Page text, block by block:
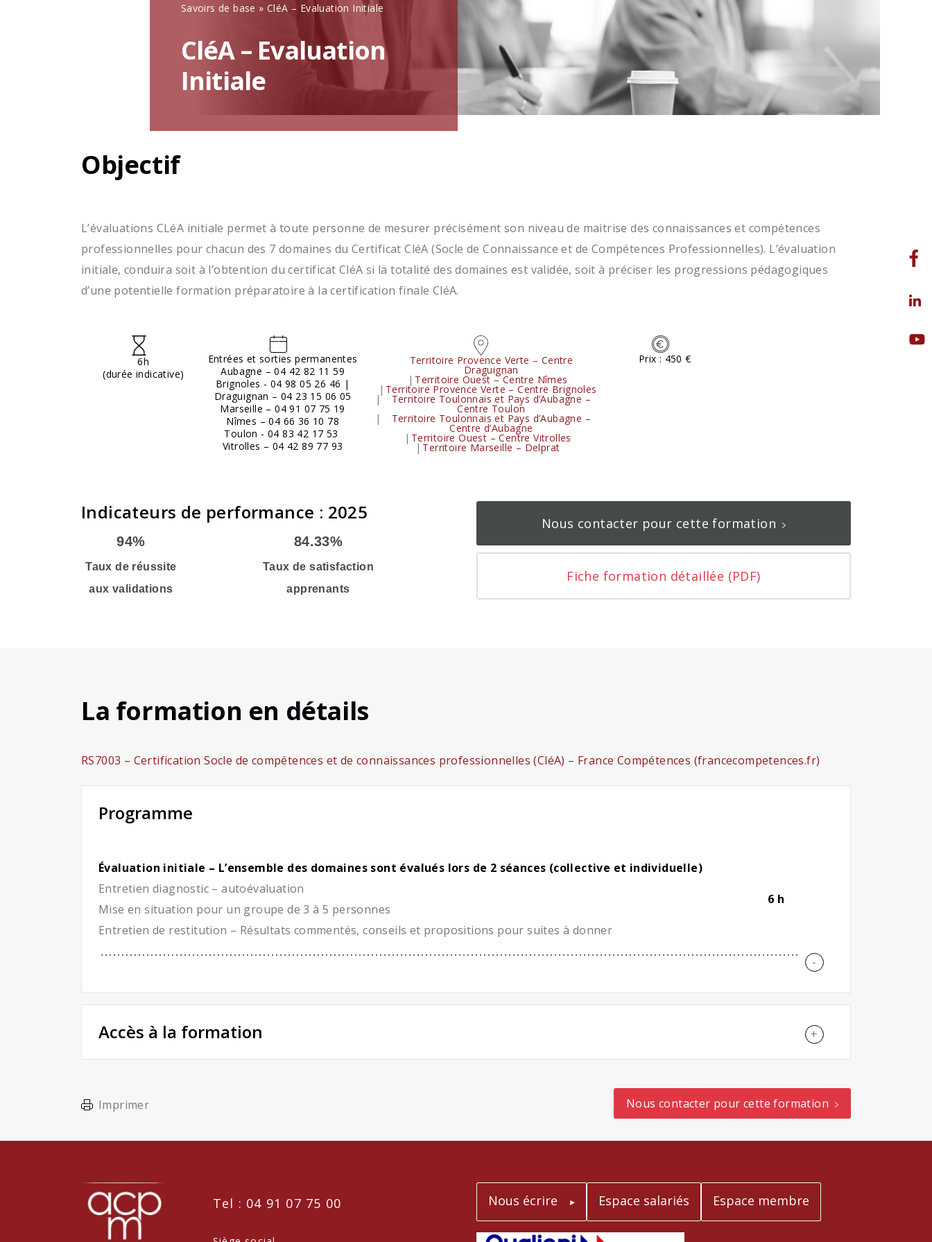
Savoirs de base » CléA – Evaluation Initiale
CléA – Evaluation
Initiale
Objectif
L’évaluations CLéA initiale permet à toute personne de mesurer précisément son niveau de maitrise des connaissances et compétences
professionnelles pour chacun des 7 domaines du Certificat CléA (Socle de Connaissance et de Compétences Professionnelles). L’évaluation
initiale, conduira soit à l’obtention du certificat CléA si la totalité des domaines est validée, soit à préciser les progressions pédagogiques
d’une potentielle formation préparatoire à la certification finale CléA.
6h
(durée indicative)
Entrées et sorties permanentes
Aubagne – 04 42 82 11 59
Brignoles - 04 98 05 26 46 |
Draguignan – 04 23 15 06 05
Marseille – 04 91 07 75 19
Nîmes – 04 66 36 10 78
Toulon - 04 83 42 17 53
Vitrolles – 04 42 89 77 93
Territoire Provence Verte – Centre
Draguignan
Territoire Ouest – Centre Nîmes
Territoire Provence Verte – Centre Brignoles
Territoire Toulonnais et Pays d’Aubagne –
Centre Toulon
Territoire Toulonnais et Pays d’Aubagne –
Centre d’Aubagne
Territoire Ouest – Centre Vitrolles
Territoire Marseille – Delprat
Prix : 450 €
Indicateurs de performance : 2025
94%
Taux de réussite
aux validations
84.33%
Taux de satisfaction
apprenants
Nous contacter pour cette formation
Fiche formation détaillée (PDF)
La formation en détails
RS7003 – Certification Socle de compétences et de connaissances professionnelles (CléA) – France Compétences (francecompetences.fr)
Programme
Évaluation initiale – L’ensemble des domaines sont évalués lors de 2 séances (collective et individuelle)
Entretien diagnostic – autoévaluation
Mise en situation pour un groupe de 3 à 5 personnes
Entretien de restitution – Résultats commentés, conseils et propositions pour suites à donner
6 h
Accès à la formation
Imprimer Nous contacter pour cette formation
Tel : 04 91 07 75 00 Nous écrire Espace salariés Espace membre